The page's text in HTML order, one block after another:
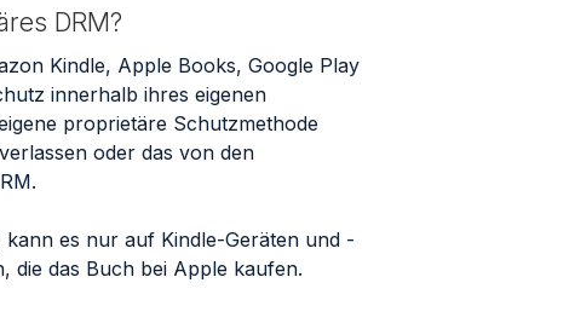
DRM?
Kindle, Apple Books, Google Play
innerhalb ihres eigenen
proprietäre Schutzmethode
oder das von den
es nur auf Kindle-Geräten und -
die das Buch bei Apple kaufen.